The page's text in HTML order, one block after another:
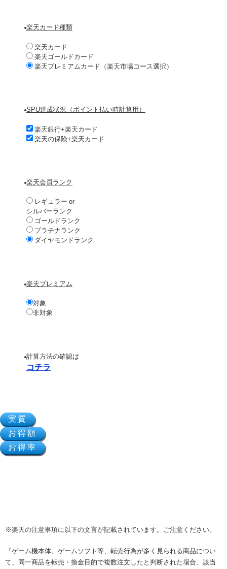
楽天カード種類
楽天カード
楽天ゴールドカード
楽天プレミアムカード（楽天市場コース選択）
SPU達成状況（ポイント払い時計算用）
楽天銀行+楽天カード
楽天の保険+楽天カード
楽天会員ランク
レギュラー or
シルバーランク
ゴールドランク
プラチナランク
ダイヤモンドランク
楽天プレミアム
対象
非対象
計算方法の確認は
コチラ
※楽天の注意事項に以下の文言が記載されています。ご注意ください。
『ゲーム機本体、ゲームソフト等、転売行為が多く見られる商品につい
て、同一商品を転売・換金目的で複数注文したと判断された場合、該当